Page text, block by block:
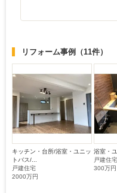
リフォーム事例 （11件）
キッチン・台所/浴室・ユニッ
トバス/...
戸建住宅
2000万円
浴室・
戸建住宅
300万円